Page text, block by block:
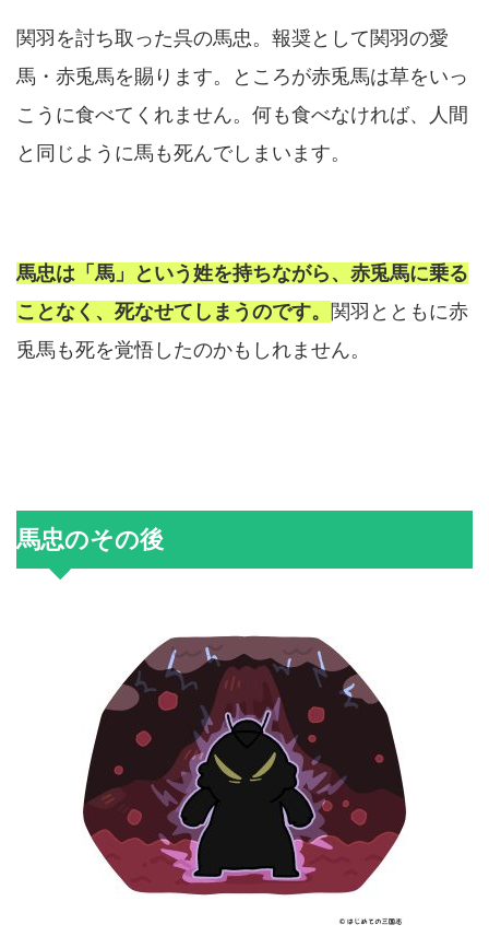
関羽を討ち取った呉の馬忠。報奨として関羽の愛
馬・赤兎馬を賜ります。ところが赤兎馬は草をいっ
こうに食べてくれません。何も食べなければ、人間
と同じように馬も死んでしまいます。
馬忠は「馬」という姓を持ちながら、赤兎馬に乗る
ことなく、死なせてしまうのです。 関羽とともに赤
兎馬も死を覚悟したのかもしれません。
馬忠のその後